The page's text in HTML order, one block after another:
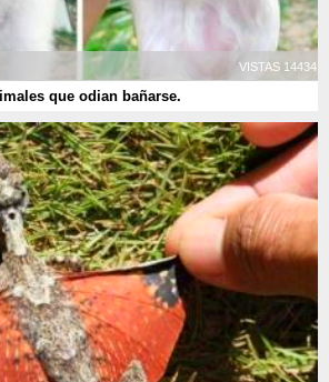
14434 VISTAS
que odian bañarse.